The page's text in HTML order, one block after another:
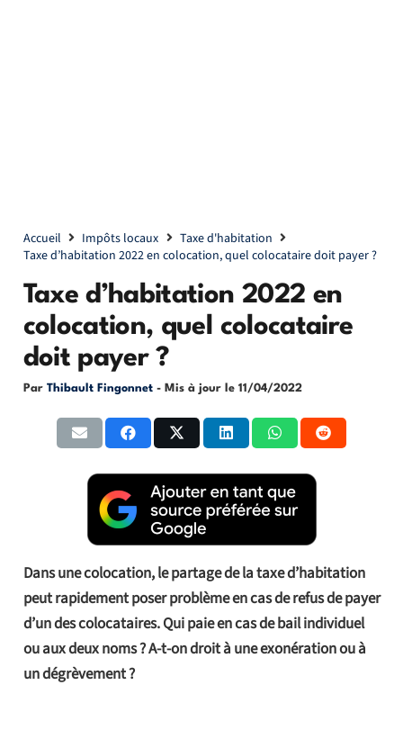
Accueil Impôts locaux
Taxe d'habitation
Taxe d’habitation 2022 en colocation, quel colocataire doit payer ?
Taxe d’habitation 2022 en
colocation, quel colocataire
doit payer ?
Par Thibault Fingonnet - Mis à jour le 11/04/2022
Dans une colocation, le partage de la taxe d’habitation
peut rapidement poser problème en cas de refus de payer
d’un des colocataires. Qui paie en cas de bail individuel
ou aux deux noms ? A-t-on droit à une exonération ou à
un dégrèvement ?